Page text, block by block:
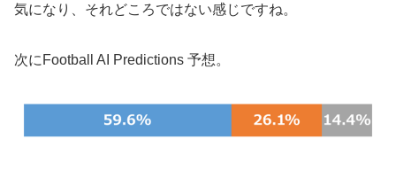
気になり、それどころではない感じですね。
次にFootball AI Predictions 予想。